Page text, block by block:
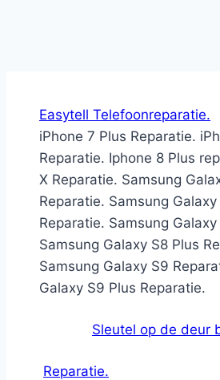
Easytell Telefoonreparatie.
iPhone 7 Plus Reparatie.
Reparatie. Iphone 8 Plus
X Reparatie. Samsung
Reparatie. Samsung Galaxy
Reparatie. Samsung
Samsung Galaxy S8 Plus
Samsung Galaxy S9
Galaxy S9 Plus Reparatie.
Sleutel op de deur
Reparatie.